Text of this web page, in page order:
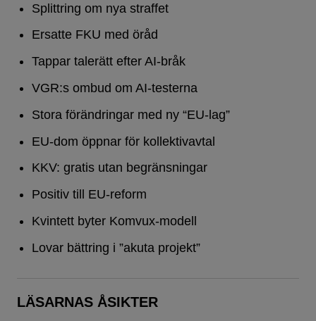
Splittring om nya straffet
Ersatte FKU med öråd
Tappar talerätt efter AI-bråk
VGR:s ombud om AI-testerna
Stora förändringar med ny “EU-lag”
EU-dom öppnar för kollektivavtal
KKV: gratis utan begränsningar
Positiv till EU-reform
Kvintett byter Komvux-modell
Lovar bättring i ”akuta projekt”
LÄSARNAS ÅSIKTER